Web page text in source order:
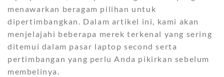
menawarkan beragam pilihan untuk
dipertimbangkan. Dalam artikel ini, kami akan
menjelajahi beberapa merek terkenal yang sering
ditemui dalam pasar laptop second serta
pertimbangan yang perlu Anda pikirkan sebelum
membelinya.